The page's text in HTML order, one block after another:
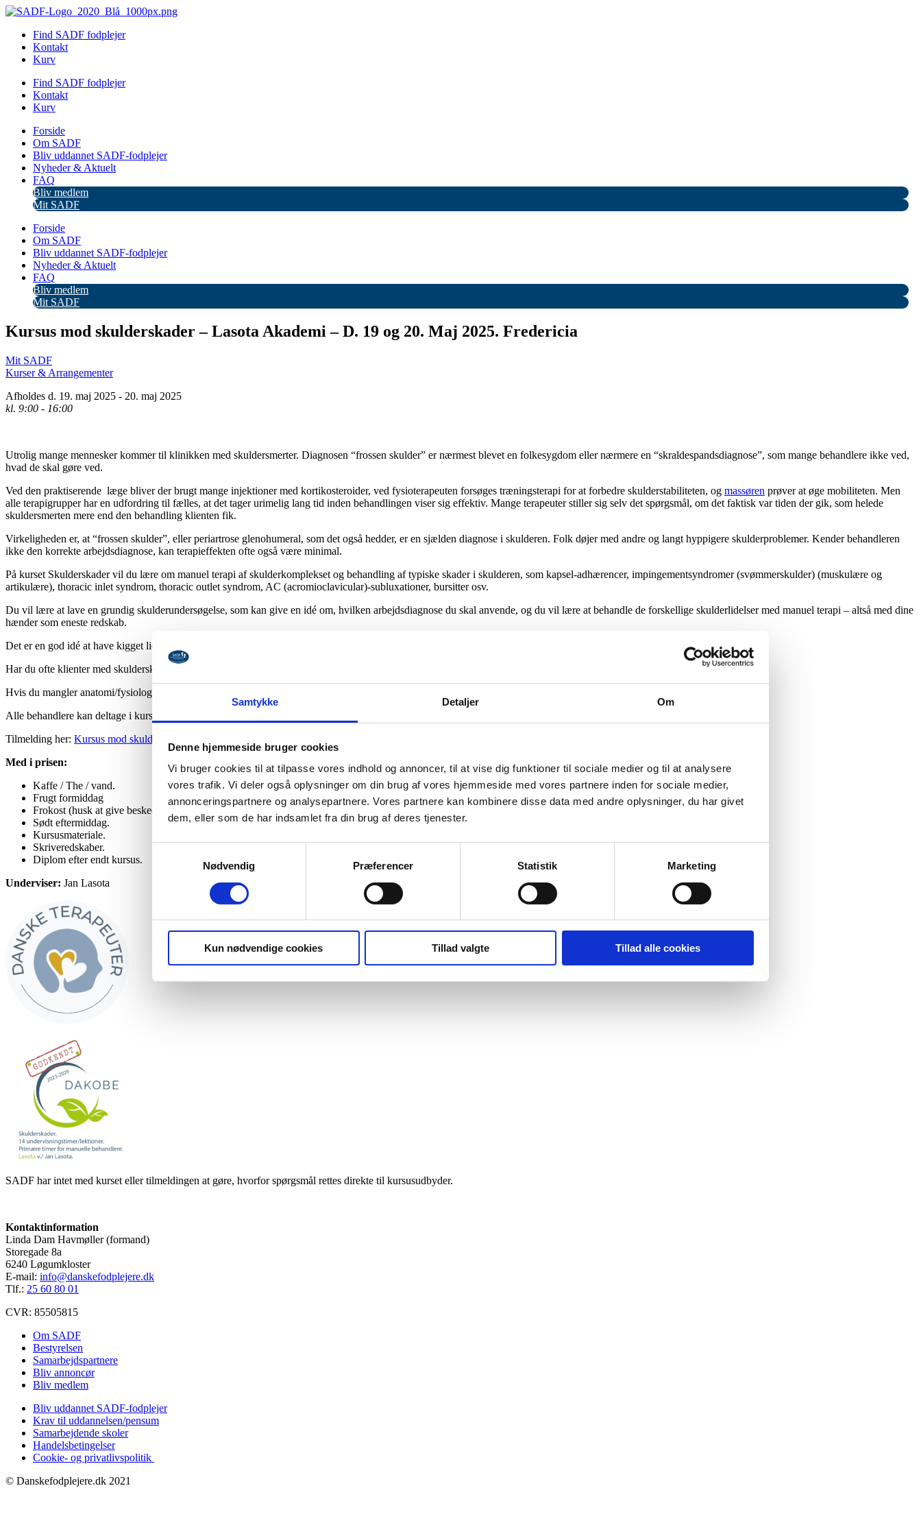
Samtykke Detaljer Om
Denne hjemmeside bruger cookies
Vi bruger cookies til at tilpasse vores indhold og annoncer, til at vise dig funktioner til sociale medier og til at analysere
vores trafik. Vi deler også oplysninger om din brug af vores hjemmeside med vores partnere inden for sociale medier,
annonceringspartnere og analysepartnere. Vores partnere kan kombinere disse data med andre oplysninger, du har givet
dem, eller som de har indsamlet fra din brug af deres tjenester.
Nødvendig
Præferencer Statistik Marketing
Kun nødvendige cookies Tillad valgte Tillad alle cookies
Videre
indholdFind SADF fodplejer
Kontakt
Kurv
Find SADF fodplejer
Kontakt
Kurv
Forside
Om SADF
Bliv uddannet SADF-fodplejer
Nyheder & Aktuelt
FAQ
Bliv medlem
Mit SADF
Forside
Om SADF
Bliv uddannet SADF-fodplejer
Nyheder & Aktuelt
FAQ
Bliv medlem
Mit SADF
Kursus mod skulderskader – Lasota Akademi – D. 19 og 20. Maj 2025. Fredericia
Mit SADF
Kurser & Arrangementer
Afholdes d. 19. maj 2025 - 20. maj 2025
kl. 9:00 - 16:00
Utrolig mange mennesker kommer til klinikken med skuldersmerter. Diagnosen “frossen skulder” er nærmest blevet en folkesygdom eller nærmere en “skraldespandsdiagnose”, som mange behandlere ikke ved,
hvad de skal gøre ved.
Ved den praktiserende læge bliver der brugt mange injektioner med kortikosteroider, ved fysioterapeuten forsøges træningsterapi for at forbedre skulderstabiliteten, og massøren prøver at øge mobiliteten. Men
alle terapigrupper har en udfordring til fælles, at det tager urimelig lang tid inden behandlingen viser sig effektiv. Mange terapeuter stiller sig selv det spørgsmål, om det faktisk var tiden der gik, som helede
skuldersmerten mere end den behandling klienten fik.
Virkeligheden er, at “frossen skulder”, eller periartrose glenohumeral, som det også hedder, er en sjælden diagnose i skulderen. Folk døjer med andre og langt hyppigere skulderproblemer. Kender behandleren
ikke den korrekte arbejdsdiagnose, kan terapieffekten ofte også være minimal.
På kurset Skulderskader vil du lære om manuel terapi af skulderkomplekset og behandling af typiske skader i skulderen, som kapsel-adhærencer, impingementsyndromer (svømmerskulder) (muskulære og
artikulære), thoracic inlet syndrom, thoracic outlet syndrom, AC (acromioclavicular)-subluxationer, bursitter osv.
Du vil lære at lave en grundig skulderundersøgelse, som kan give en idé om, hvilken arbejdsdiagnose du skal anvende, og du vil lære at behandle de forskellige skulderlidelser med manuel terapi – altså med dine
hænder som eneste redskab.
Det er en god idé at have kigget lidt i en anatomibog omkring skulderen inden kursusstart, men ingen forudsætning.
Har du ofte klienter med skulderskader i din klinik, er dette kursus et “must have”.
Hvis du mangler anatomi/fysiologi i dine uddannelser/kurser kan du tage det
Alle behandlere kan deltage i kurset.
Tilmelding her: Kursus mod skulderskader. Der sættes her fokus på skulderskader (lasota.dk)
Med i prisen:
Kaffe / The / vand.
Frugt formiddag
Frokost (husk at give besked omkring evt. allergi, hvis du er vegetar mv).
Sødt eftermiddag.
Kursusmateriale.
Skriveredskaber.
Diplom efter endt kursus.
Underviser: Jan Lasota
SADF har intet med kurset eller tilmeldingen at gøre, hvorfor spørgsmål rettes direkte til kursusudbyder.
Kontaktinformation
Linda Dam Havmøller (formand)
Storegade 8a
6240 Løgumkloster
E-mail: info@danskefodplejere.dk
Tlf.: 25 60 80 01
CVR: 85505815
Om SADF
Bestyrelsen
Samarbejdspartnere
Bliv annoncør
Bliv medlem
Bliv uddannet SADF-fodplejer
Krav til uddannelsen/pensum
Samarbejdende skoler
Handelsbetingelser
Cookie- og privatlivspolitik
© Danskefodplejere.dk 2021